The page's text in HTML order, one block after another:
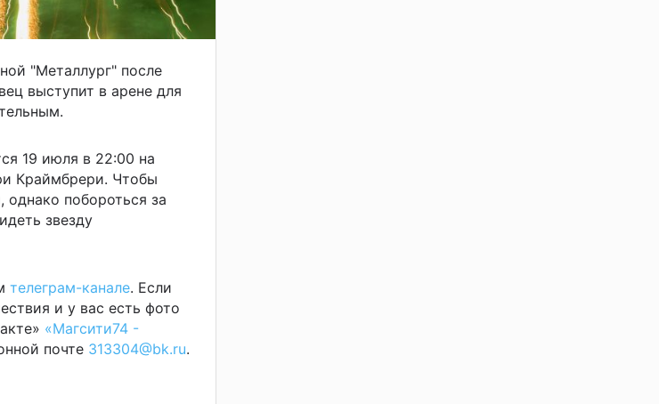
"Металлург" после
выступит в арене для
19 июля в 22:00 на
Краймбрери. Чтобы
однако побороться за
звезду
телеграм-канале. Если
и у вас есть фото
«Магсити74 -
почте 313304@bk.ru.